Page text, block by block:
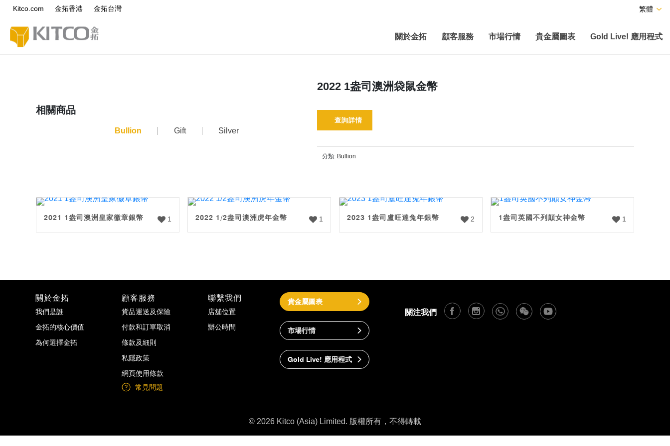
Kitco.com 金拓香港 金拓台灣 繁體
關於金拓 顧客服務 市場行情 貴金屬圖表 Gold Live! 應用程式
2022 1盎司澳洲袋鼠金幣
查詢詳情
分類: Bullion
相關商品
Bullion Gift Silver
1
2021 1盎司澳洲皇家徽章銀幣 1
2022 1/2盎司澳洲虎年金幣 2
2023 1盎司盧旺達兔年銀幣 1
1盎司英國不列顛女神金幣
關於金拓
我們是誰
金拓的核心價值
為何選擇金拓
顧客服務
貨品運送及保險
付款和訂單取消
條款及細則
私隱政策
網頁使用條款
常見問題
聯繫我們
店舖位置
辦公時間
貴金屬圖表
市場行情
Gold Live! 應用程式
關注我們
© 2026 Kitco (Asia) Limited. 版權所有，不得轉載